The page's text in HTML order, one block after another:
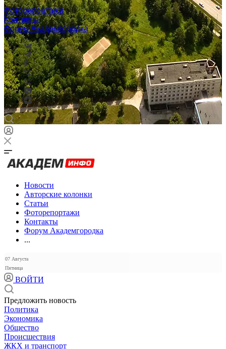
Фоторепортажи
Контакты
Форум Академгородка
Новости
Авторские колонки
Статьи
Фоторепортажи
Контакты
Форум Академгородка
...
07 Августа
Пятница
ВОЙТИ
Предложить новость
Политика
Экономика
Общество
Происшествия
ЖКХ и транспорт